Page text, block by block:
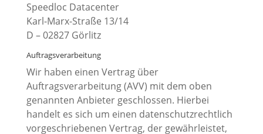
Speedloc Datacenter
Karl-Marx-Straße 13/14
D – 02827 Görlitz
Auftragsverarbeitung
Wir haben einen Vertrag über
Auftragsverarbeitung (AVV) mit dem oben
genannten Anbieter geschlossen. Hierbei
handelt es sich um einen datenschutzrechtlich
vorgeschriebenen Vertrag, der gewährleistet,